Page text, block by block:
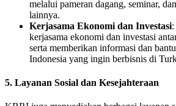
melalui pameran dagang, seminar,
lainnya.
Kerjasama Ekonomi dan Investasi
kerjasama ekonomi dan investasi
serta memberikan informasi dan
Indonesia yang ingin berbisnis di
5. Layanan Sosial dan Kesejahteraan